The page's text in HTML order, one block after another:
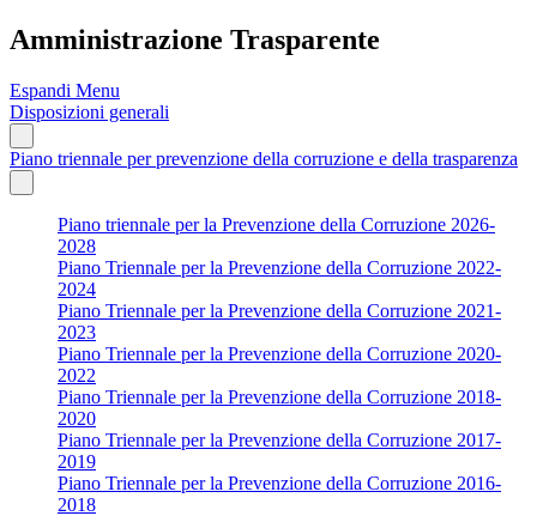
Amministrazione Trasparente
Espandi Menu
Disposizioni generali
Piano triennale per prevenzione della corruzione e della trasparenza
Piano triennale per la Prevenzione della Corruzione 2026-
2028
Piano Triennale per la Prevenzione della Corruzione 2022-
2024
Piano Triennale per la Prevenzione della Corruzione 2021-
2023
Piano Triennale per la Prevenzione della Corruzione 2020-
2022
Piano Triennale per la Prevenzione della Corruzione 2018-
2020
Piano Triennale per la Prevenzione della Corruzione 2017-
2019
Piano Triennale per la Prevenzione della Corruzione 2016-
2018